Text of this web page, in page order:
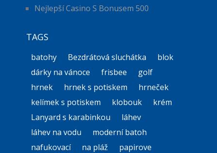
Nejlepší Casino S Bonusem 500
TAGS
batohy Bezdrátová sluchátka
blok
dárky na vánoce
frisbee
golf
hrnek
hrnek s potiskem
hrneček
kelímek s potiskem
klobouk
krém
Lanyard s karabinkou
láhev
láhev na vodu
moderní batoh
nafukovací
na pláž
papirove